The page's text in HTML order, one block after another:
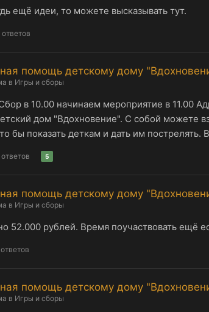
ещё идеи, то можете высказывать тут.
ответов
помощь детскому дому
в Игры и сборы
в 10.00 начинаем мероприятие в 11.00
дом "Вдохновение". С собой можете
бы показать деткам и дать им
5
помощь детскому дому
в Игры и сборы
52.000 рублей. Время поучаствовать ещё
помощь детскому дому
в Игры и сборы